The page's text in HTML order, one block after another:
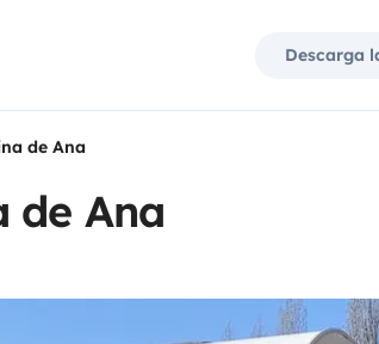
Descarga
de Ana
de Ana